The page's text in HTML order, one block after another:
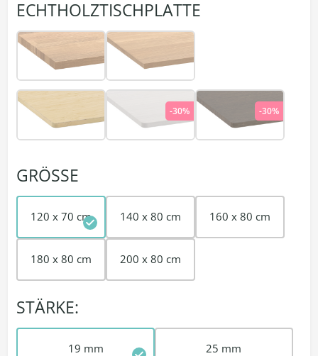
ECHTHOLZTISCHPLATTE
-30% -30%
GRÖSSE
120 x 70 cm 140 x 80 cm 160 x 80 cm
180 x 80 cm 200 x 80 cm
STÄRKE:
19 mm 25 mm